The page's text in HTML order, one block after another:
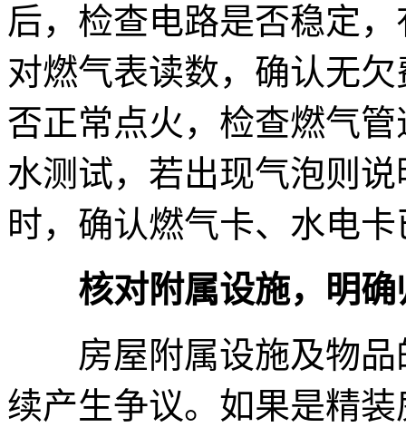
后，检查电路是否稳定
对燃气表读数，确认无
否正常点火，检查燃气
水测试，若出现气泡则
时，确认燃气卡、水电
核对附属设施，明
房屋附属设施及物品
续产生争议。如果是精